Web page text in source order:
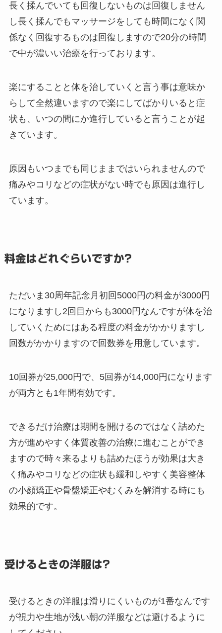
長く揉んでいても回復しないものは回復しません
し長く揉んでもマッサージをしても時間になく関
係なく回復するものは回復しますので20分の時間
で中が濃いい治療を行っております。
楽にすることと体を治していくと言う事は意味か
らして全然違いますので楽にしてばかりいると症
状も、いつの間にか進行していると言うことが起
きています。
原因もいつまでも同じままではいられませんので
痛みやコリなどの症状がない時でも原因は進行し
ています。
料金はどれぐらいですか?
ただいま30周年記念月初回5000円の料金が3000円
になりますし2回目からも3000円なんですが体を治
していくためにはある程度の料金がかかりますし
回数がかかりますので回数券を用意しています。
10回券が25,000円で、5回券が14,000円になります
が両方とも1年間有効です。
できるだけ治療は期間を開けるのではなく詰めた
方が進めやすく体質改善の治療に進むことができ
ますので時々来るよりも詰めたほうが効果は大き
く痛みやコリなどの症状も緩和しやすく美容整体
の小顔矯正や骨盤矯正やむくみを解消する時にも
効果的です。
受けるときの洋服は?
受けるときの洋服は滑りにくいものが1番なんです
が視力や生地が浅い朝の洋服などは避けるように